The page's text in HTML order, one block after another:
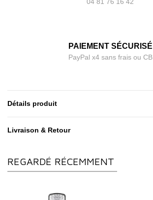
PAIEMENT SÉCURISÉ
PayPal x4 sans frais ou CB
Détails produit
Livraison & Retour
REGARDÉ RÉCEMMENT